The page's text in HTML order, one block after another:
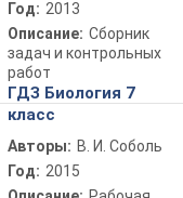
Год: 2013
Описание: Сборник
задач и контрольных
работ
ГДЗ Биология 7
класс
Авторы: В. И. Соболь
Год: 2015